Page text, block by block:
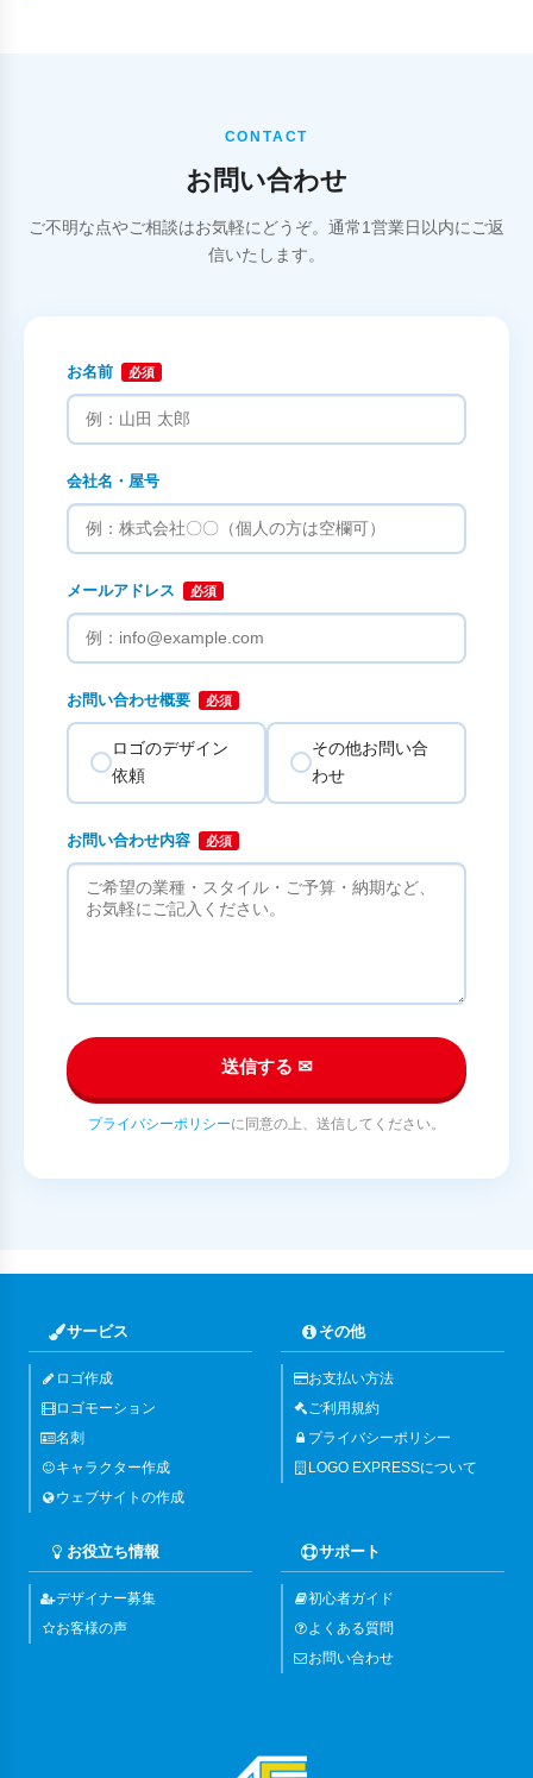
CONTACT
お問い合わせ
ご不明な点やご相談はお気軽にどうぞ。通常1営業日以内にご返
信いたします。
お名前 必須
会社名・屋号
メールアドレス 必須
お問い合わせ概要 必須
ロゴのデザイン
依頼
その他お問い合
わせ
お問い合わせ内容 必須
送信する ✉
プライバシーポリシーに同意の上、送信してください。
サービス
ロゴ作成
ロゴモーション
名刺
キャラクター作成
ウェブサイトの作成
その他
お支払い方法
ご利用規約
プライバシーポリシー
LOGO EXPRESSについて
お役立ち情報
デザイナー募集
お客様の声
サポート
初心者ガイド
よくある質問
お問い合わせ